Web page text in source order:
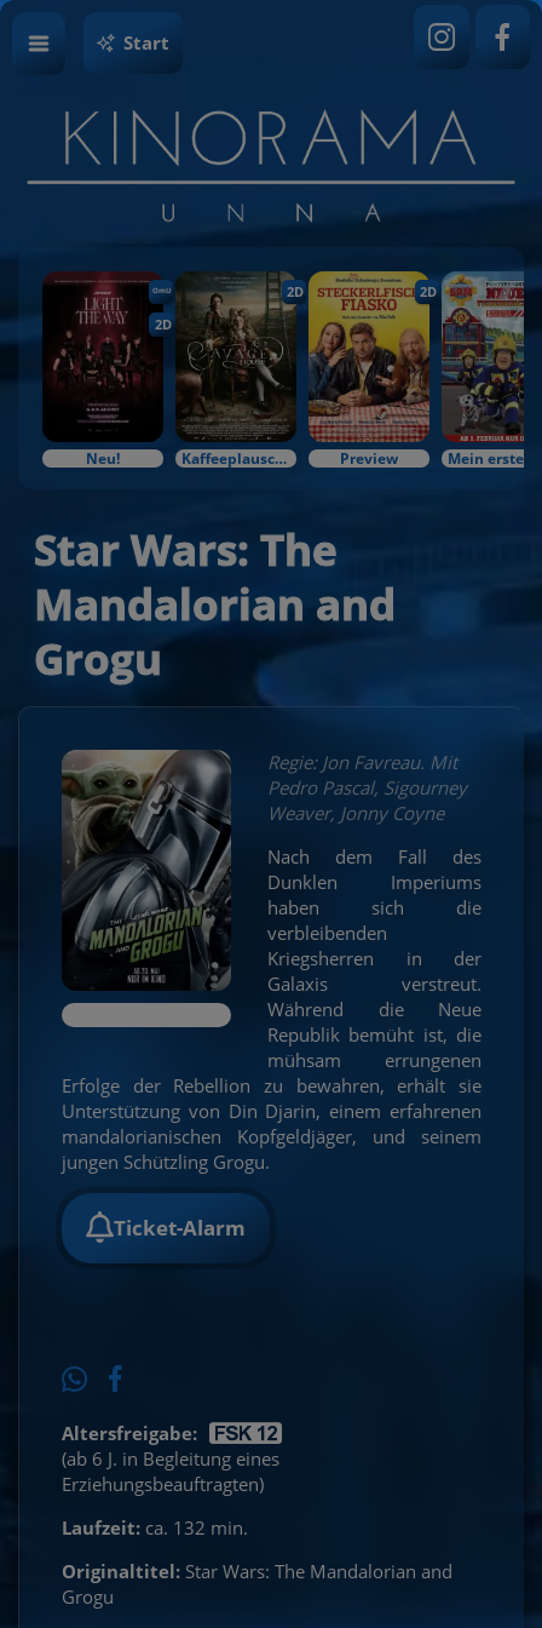
Start
OmU
2D
Neu!
2D
Kaffeeplausch & Kinozauber
2D
Preview
Star Wars: The
Mandalorian and
Grogu
Regie: Jon Favreau. Mit
Pedro Pascal, Sigourney
Weaver, Jonny Coyne
Nach dem Fall des
Dunklen Imperiums
haben sich die
verbleibenden
Kriegsherren in der
Galaxis verstreut.
Während die Neue
Republik bemüht ist, die
mühsam errungenen
Erfolge der Rebellion zu bewahren, erhält sie
Unterstützung von Din Djarin, einem erfahrenen
mandalorianischen Kopfgeldjäger, und seinem
jungen Schützling Grogu.
Ticket-Alarm
Altersfreigabe:
(ab 6 J. in Begleitung eines
Erziehungsbeauftragten)
Laufzeit: ca. 132 min.
Originaltitel: Star Wars: The Mandalorian and
Grogu